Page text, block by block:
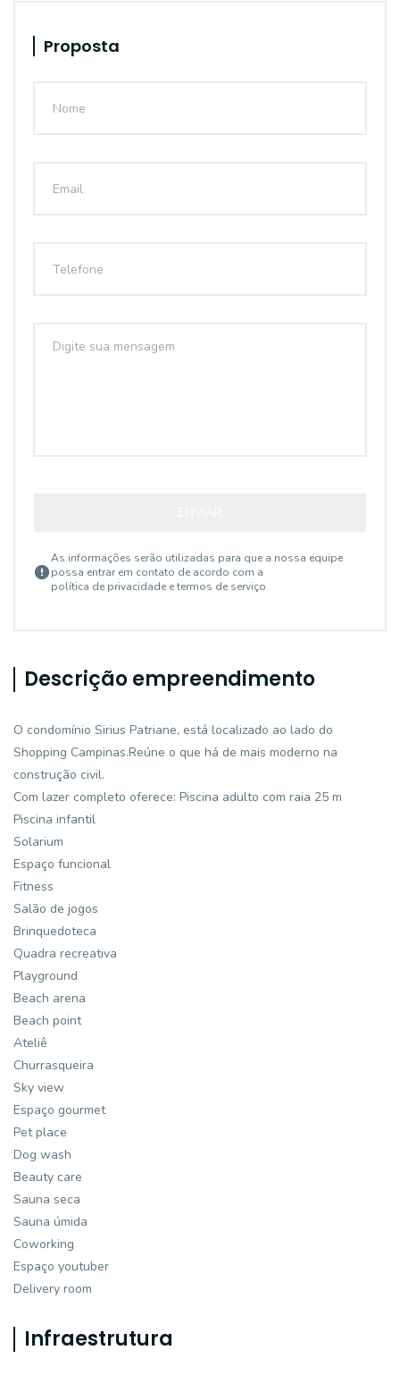
Proposta
As informações serão utilizadas para que a nossa equipe
possa entrar em contato de acordo com a
política de privacidade e termos de serviço
Descrição empreendimento
O condomínio Sirius Patriane, está localizado ao lado do
Shopping Campinas.Reúne o que há de mais moderno na
construção civil.
Com lazer completo oferece: Piscina adulto com raia 25 m
Piscina infantil
Solarium
Espaço funcional
Fitness
Salão de jogos
Brinquedoteca
Quadra recreativa
Playground
Beach arena
Beach point
Ateliê
Churrasqueira
Sky view
Espaço gourmet
Pet place
Dog wash
Beauty care
Sauna seca
Sauna úmida
Coworking
Espaço youtuber
Delivery room
Infraestrutura